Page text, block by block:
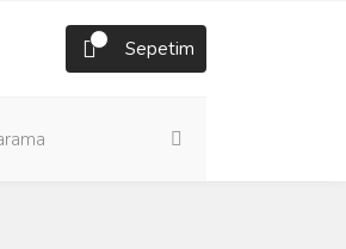
Sepetim